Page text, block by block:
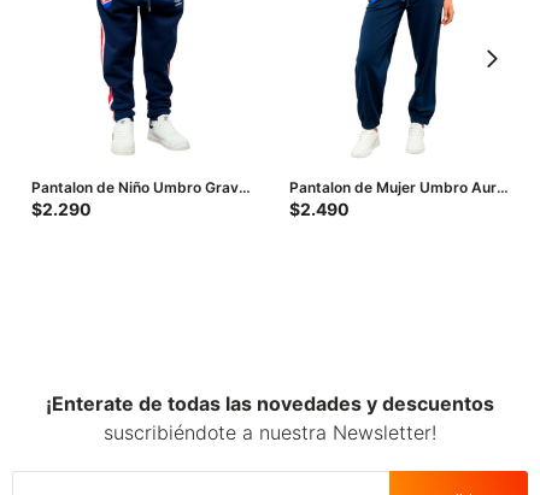
Pantalon de Niño Umbro Grav
Nacional Junior - Azul - Rojo
$2.290
Pantalon de Mujer Umbro Aura
- Azul - Blanco
$2.490
¡Enterate de todas las novedades y descuentos
suscribiéndote a nuestra Newsletter!